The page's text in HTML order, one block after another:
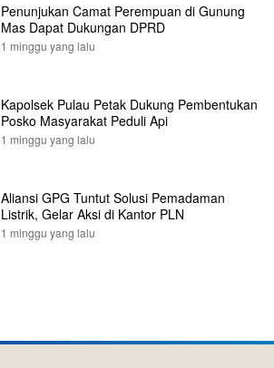
Penunjukan Camat Perempuan di Gunung
Mas Dapat Dukungan DPRD
1 minggu yang lalu
Kapolsek Pulau Petak Dukung Pembentukan
Posko Masyarakat Peduli Api
1 minggu yang lalu
Aliansi GPG Tuntut Solusi Pemadaman
Listrik, Gelar Aksi di Kantor PLN
1 minggu yang lalu